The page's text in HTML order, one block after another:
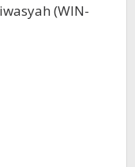
(WIN-